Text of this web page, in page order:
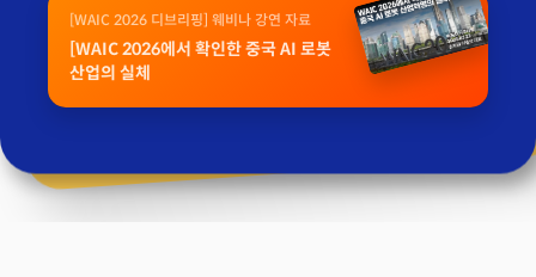
[WAIC 2026 디브리핑] 웨비나 강연 자료
[WAIC 2026에서 확인한 중국 AI 로봇
산업의 실체